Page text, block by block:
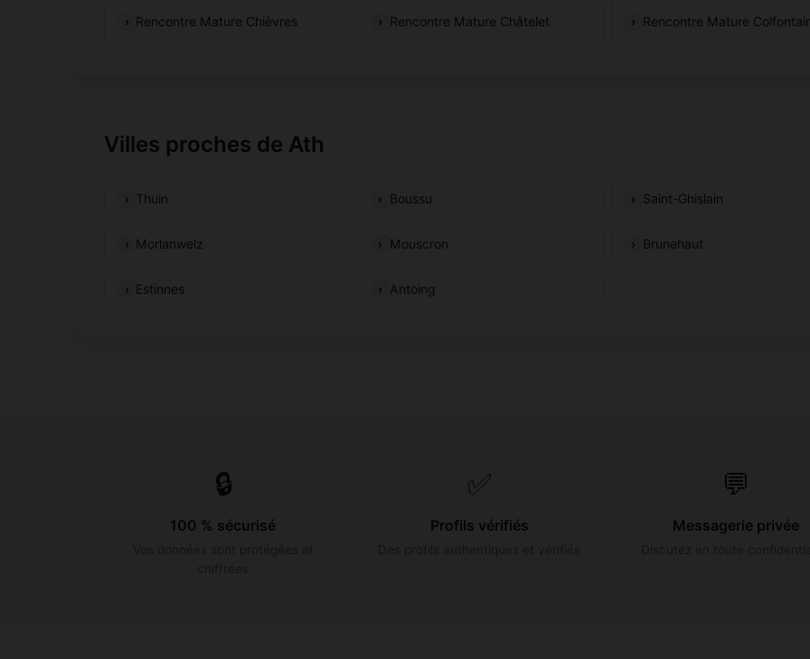
Rencontre Mature Chièvres Rencontre Mature Châtelet Rencontre Mature
Villes proches de Ath
Thuin Boussu Saint-Ghislain
Morlanwelz Mouscron Brunehaut
Estinnes Antoing
🔒
100 % sécurisé
✅
Profils vérifiés
💬
Messagerie privée